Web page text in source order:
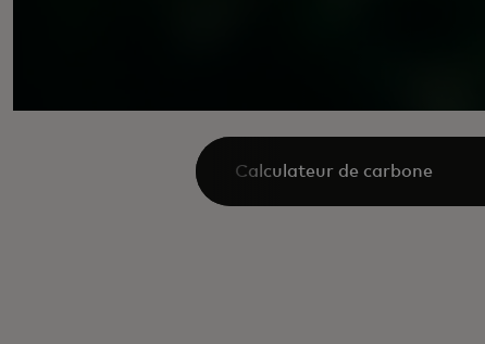
Calculateur de carbone